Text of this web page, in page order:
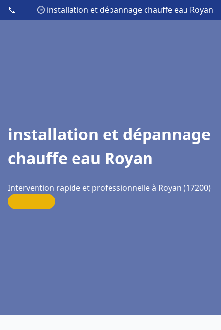
📞 🕒 installation et dépannage chauffe eau Royan
installation et dépannage
chauffe eau Royan
Intervention rapide et professionnelle à Royan (17200)